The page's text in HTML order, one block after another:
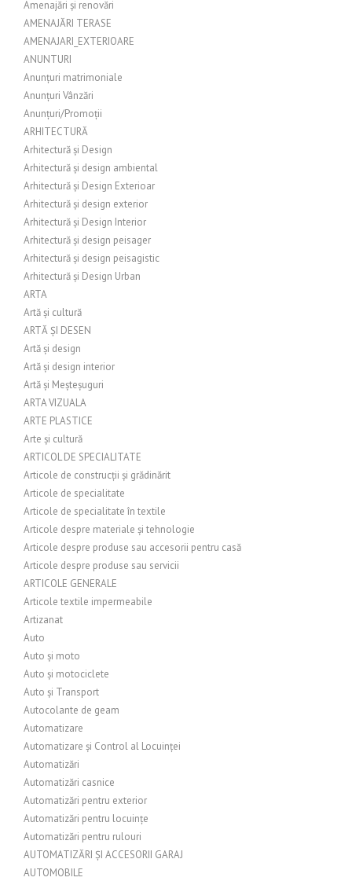
Amenajări și renovări
AMENAJĂRI TERASE
AMENAJARI_EXTERIOARE
ANUNTURI
Anunțuri matrimoniale
Anunțuri Vânzări
Anunțuri/Promoții
ARHITECTURĂ
Arhitectură și Design
Arhitectură și design ambiental
Arhitectură și Design Exterioar
Arhitectură și design exterior
Arhitectură și Design Interior
Arhitectură și design peisager
Arhitectură și design peisagistic
Arhitectură și Design Urban
ARTA
Artă și cultură
ARTĂ ȘI DESEN
Artă și design
Artă și design interior
Artă și Meșteșuguri
ARTA VIZUALA
ARTE PLASTICE
Arte și cultură
ARTICOL DE SPECIALITATE
Articole de construcții și grădinărit
Articole de specialitate
Articole de specialitate în textile
Articole despre materiale și tehnologie
Articole despre produse sau accesorii pentru casă
Articole despre produse sau servicii
ARTICOLE GENERALE
Articole textile impermeabile
Artizanat
Auto
Auto și moto
Auto și motociclete
Auto și Transport
Autocolante de geam
Automatizare
Automatizare și Control al Locuinței
Automatizări
Automatizări casnice
Automatizări pentru exterior
Automatizări pentru locuințe
Automatizări pentru rulouri
AUTOMATIZĂRI ȘI ACCESORII GARAJ
AUTOMOBILE